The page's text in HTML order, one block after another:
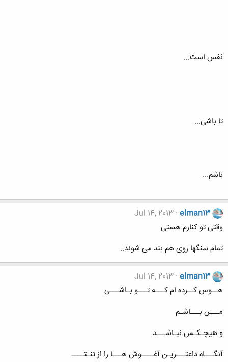
نفس است...
تا باشی...
باشم...
elman13
Jul 14, 2013
وقتی تو کنارم هستی
تمام سنگها روی هم بند می شوند..
elman13
Jul 14, 2013
هــوس کــرده ام کـــه تـــو بـاشـــی
مـــن بـــاشـم
و هیچـکـس نبـاشـــد
آنگـــاه داغتـــریـن آغــــوش هـــا را از تنـتــــ